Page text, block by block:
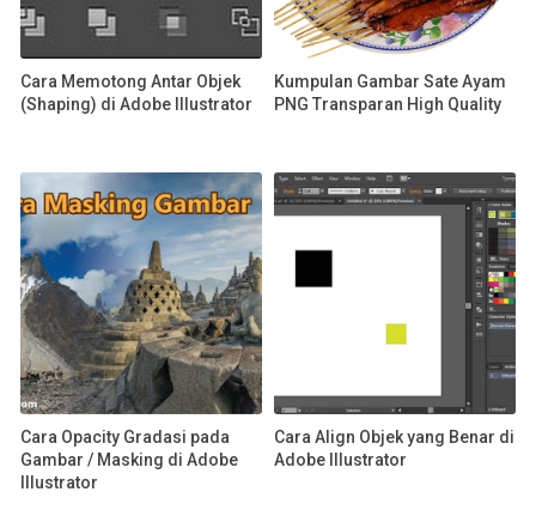
Cara Memotong Antar Objek
(Shaping) di Adobe Illustrator
Kumpulan Gambar Sate Ayam
PNG Transparan High Quality
Cara Opacity Gradasi pada
Gambar / Masking di Adobe
Illustrator
Cara Align Objek yang Benar di
Adobe Illustrator